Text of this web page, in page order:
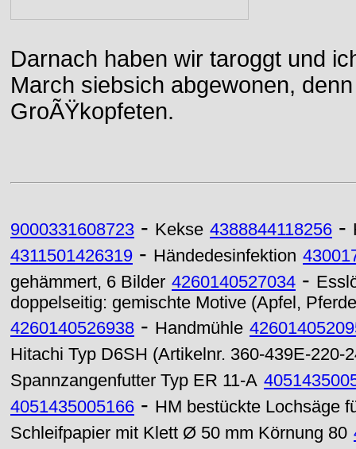
Darnach haben wir taroggt und
March siebsich abgewonen,
GroÃŸkopfeten.
9000331608723 - Kekse 4388844118256 -
4311501426319 - Händedesinfektion
gehämmert, 6 Bilder 4260140527034 -
doppelseitig: gemischte Motive (Apfel,
4260140526938 - Handmühle
Hitachi Typ D6SH (Artikelnr. 360-439E-220-
Spannzangenfutter Typ ER 11-A
4051435005166 - HM bestückte Lochsäge
Schleifpapier mit Klett Ø 50 mm Körnung 80